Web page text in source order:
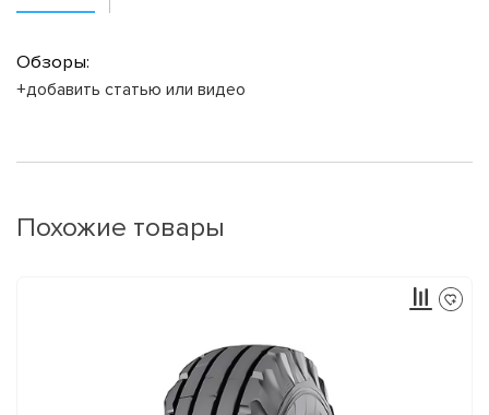
Обзоры:
+добавить статью или видео
Похожие товары